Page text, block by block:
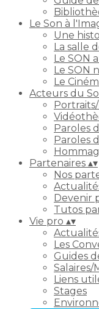
Le Son à
Une
La salle
Le SON
Le SON
Le
Acteurs du
Paroles
Paroles
Partenaires ▴▾
Nos
Devenir
Tutos
Vie pro ▴▾
Les
Guides
Salaires/
Liens
Stages